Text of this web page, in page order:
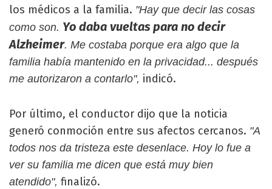
los médicos a la familia. "Hay que decir las cosas
como son. Yo daba vueltas para no decir
Alzheimer. Me costaba porque era algo que la
familia había mantenido en la privacidad... después
me autorizaron a contarlo", indicó.
Por último, el conductor dijo que la noticia
generó conmoción entre sus afectos cercanos. "A
todos nos da tristeza este desenlace. Hoy lo fue a
ver su familia me dicen que está muy bien
atendido", finalizó.